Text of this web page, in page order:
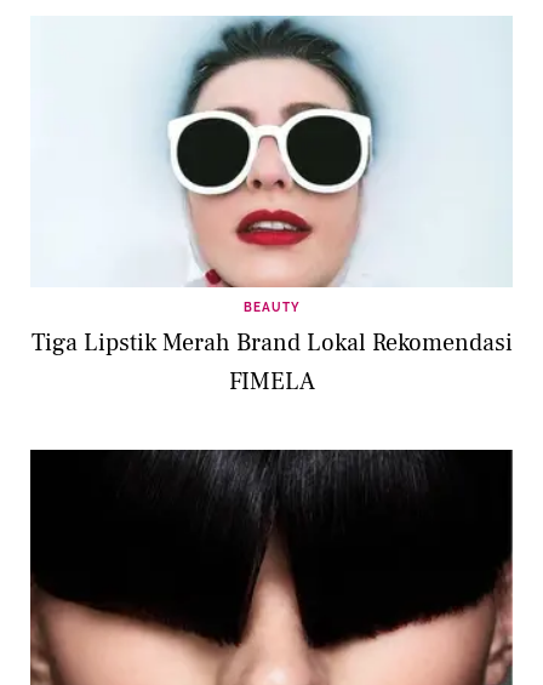
BEAUTY
Tiga Lipstik Merah Brand Lokal Rekomendasi
FIMELA